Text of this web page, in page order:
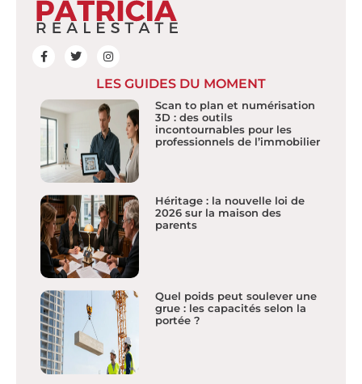
LES GUIDES DU MOMENT
Scan to plan et numérisation
3D : des outils
incontournables pour les
professionnels de l’immobilier
Héritage : la nouvelle loi de
2026 sur la maison des
parents
Quel poids peut soulever une
grue : les capacités selon la
portée ?